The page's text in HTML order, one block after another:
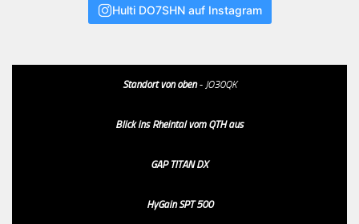
Hulti DO7SHN auf Instagram
Standort von oben- JO30QK
Blick ins Rheintal vom QTH aus
GAP TITAN DX
HyGain SPT 500